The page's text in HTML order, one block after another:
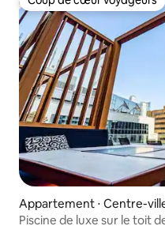
Coup de cœur voyageurs
Appartement ⋅ Centre-
Piscine de luxe sur le toit